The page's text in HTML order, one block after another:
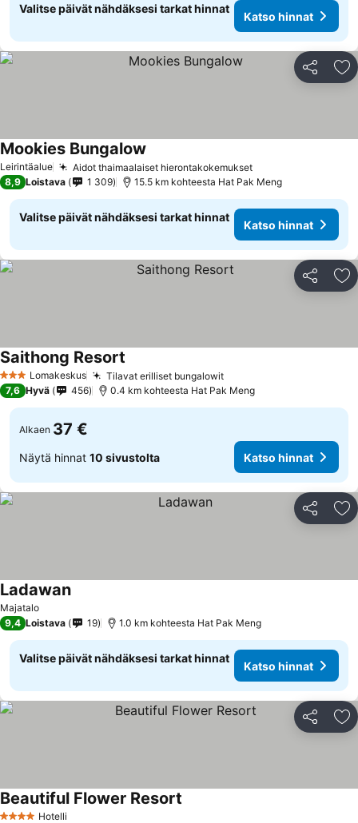
Valitse päivät nähdäksesi tarkat hinnat
Katso hinnat
Jaa
Leirintäalue Aidot thaimaalaiset hierontakokemukset
Mookies Bungalow
8,9 Loistava 1 309 15.5 km kohteesta Hat Pak Meng
Valitse päivät nähdäksesi tarkat hinnat
Katso hinnat
Jaa
3 Tähtiluokitus
Lomakeskus Tilavat erilliset bungalowit
Saithong Resort
7,6 Hyvä 456 0.4 km kohteesta Hat Pak Meng
Alkaen 37 €
Näytä hinnat 10 sivustolta Katso hinnat
Jaa
Majatalo
Ladawan
9,4 Loistava 19 1.0 km kohteesta Hat Pak Meng
Valitse päivät nähdäksesi tarkat hinnat
Katso hinnat
Jaa
Hotelli
Beautiful Flower Resort